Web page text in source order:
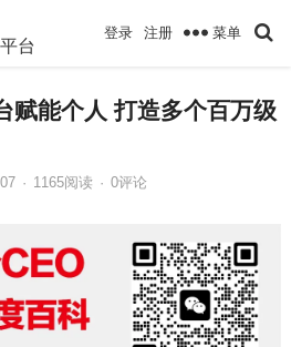
登录 注册 菜单
赋能个人 打造多个百万级
· 1165阅读 · 0评论